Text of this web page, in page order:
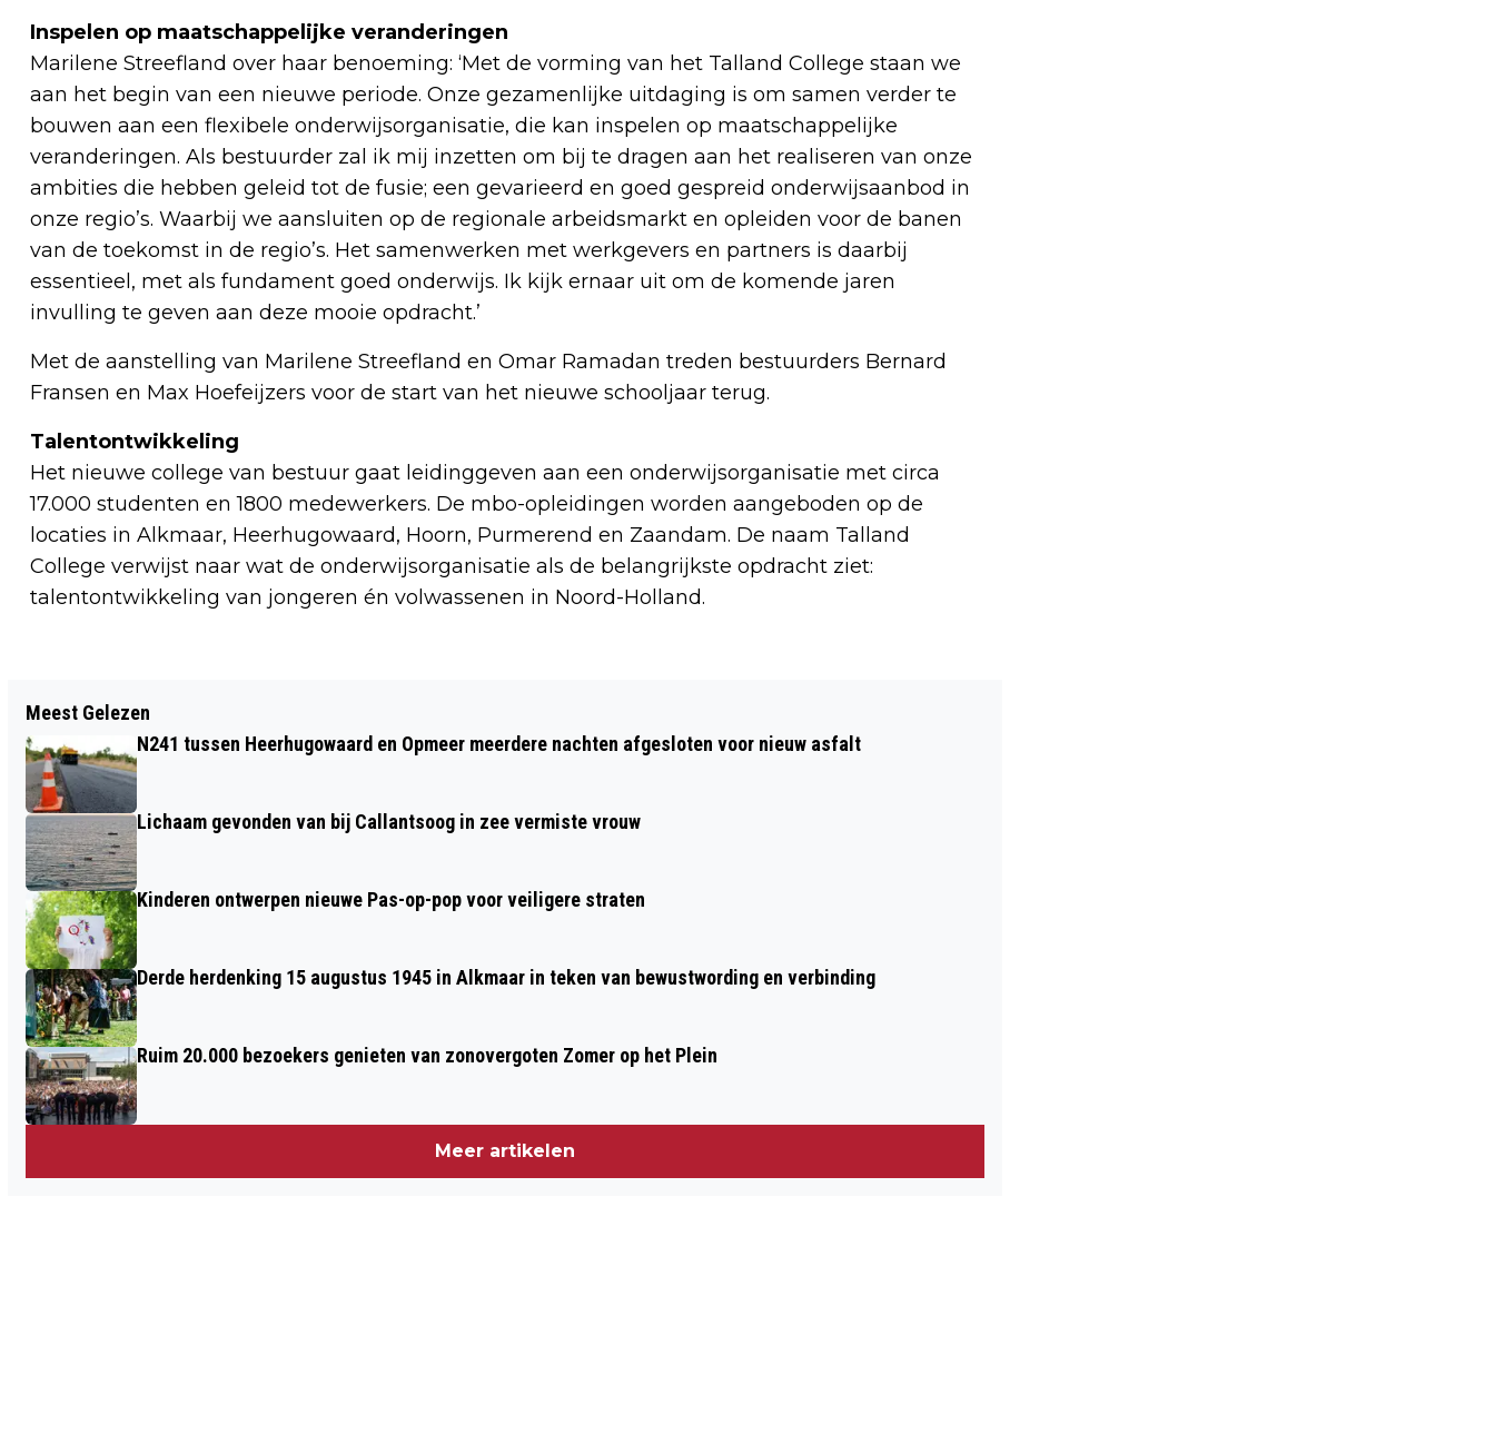
Inspelen op maatschappelijke veranderingen
Marilene Streefland over haar benoeming: ‘Met de vorming van het Talland College staan we
aan het begin van een nieuwe periode. Onze gezamenlijke uitdaging is om samen verder te
bouwen aan een flexibele onderwijsorganisatie, die kan inspelen op maatschappelijke
veranderingen. Als bestuurder zal ik mij inzetten om bij te dragen aan het realiseren van onze
ambities die hebben geleid tot de fusie; een gevarieerd en goed gespreid onderwijsaanbod in
onze regio’s. Waarbij we aansluiten op de regionale arbeidsmarkt en opleiden voor de banen
van de toekomst in de regio’s. Het samenwerken met werkgevers en partners is daarbij
essentieel, met als fundament goed onderwijs. Ik kijk ernaar uit om de komende jaren
invulling te geven aan deze mooie opdracht.’
Met de aanstelling van Marilene Streefland en Omar Ramadan treden bestuurders Bernard
Fransen en Max Hoefeijzers voor de start van het nieuwe schooljaar terug.
Talentontwikkeling
Het nieuwe college van bestuur gaat leidinggeven aan een onderwijsorganisatie met circa
17.000 studenten en 1800 medewerkers. De mbo-opleidingen worden aangeboden op de
locaties in Alkmaar, Heerhugowaard, Hoorn, Purmerend en Zaandam. De naam Talland
College verwijst naar wat de onderwijsorganisatie als de belangrijkste opdracht ziet:
talentontwikkeling van jongeren én volwassenen in Noord-Holland.
SCOOTER IN BRAND AAN
GLORIANTSTRAAT; ZES WONINGEN
ONTRUIMD
VOORZIENINGEN VAN ZONNEBRAND
Meest Gelezen
N241 tussen Heerhugowaard en Opmeer meerdere nachten afgesloten voor nieuw asfalt
Lichaam gevonden van bij Callantsoog in zee vermiste vrouw
Kinderen ontwerpen nieuwe Pas-op-pop voor veiligere straten
Derde herdenking 15 augustus 1945 in Alkmaar in teken van bewustwording en verbinding
Ruim 20.000 bezoekers genieten van zonovergoten Zomer op het Plein
Meer artikelen